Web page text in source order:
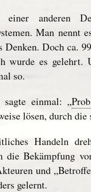
einer anderen
Man nennt
Denken. Doch ca.
wurde es gelehrt.
so.
sagte einmal: „
lösen, durch die
Handeln
die Bekämpfung
und
gelernt.